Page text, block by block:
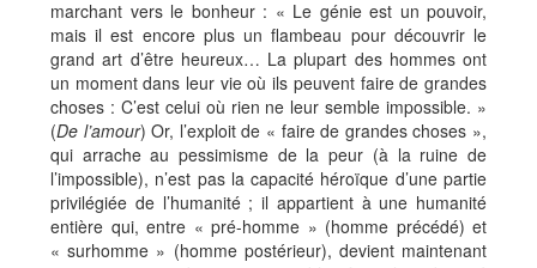
marchant vers le bonheur : « Le génie est un pouvoir,
mais il est encore plus un flambeau pour découvrir le
grand art d’être heureux… La plupart des hommes ont
un moment dans leur vie où ils peuvent faire de grandes
choses : C’est celui où rien ne leur semble impossible. »
(De l’amour) Or, l’exploit de « faire de grandes choses »,
qui arrache au pessimisme de la peur (à la ruine de
l’impossible), n’est pas la capacité héroïque d’une partie
privilégiée de l’humanité ; il appartient à une humanité
entière qui, entre « pré-homme » (homme précédé) et
« surhomme » (homme postérieur), devient maintenant